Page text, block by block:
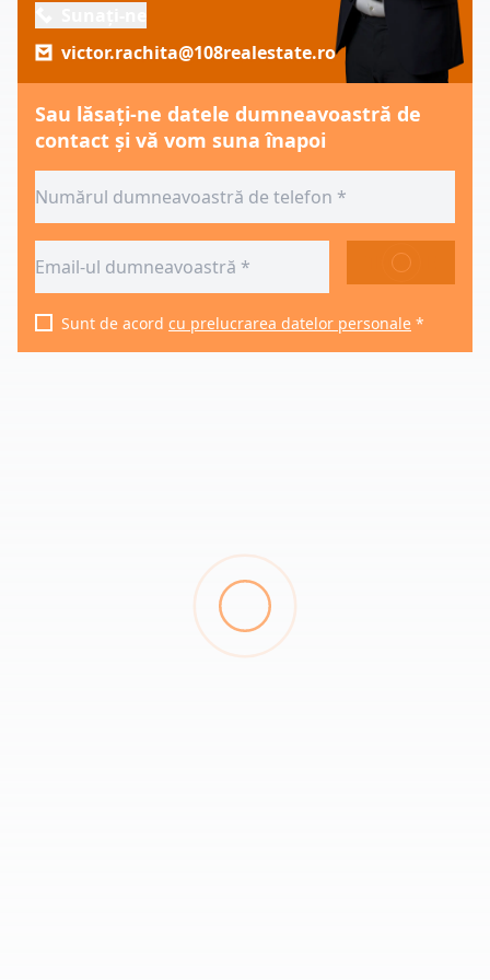
victor.rachita@108realestate.ro
Sau lăsați-ne datele dumneavoastră de
contact și vă vom suna înapoi
TRIMITE
Sunt de acord cu prelucrarea datelor personale *